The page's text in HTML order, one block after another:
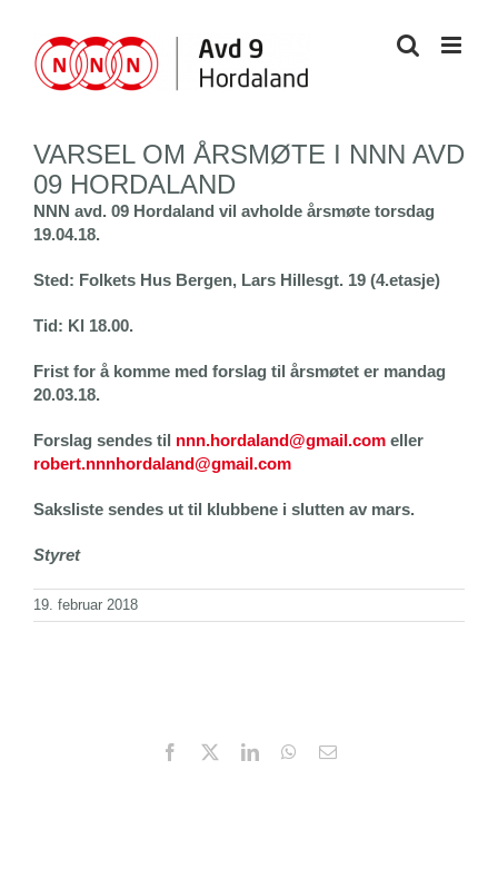
content
VARSEL OM ÅRSMØTE I NNN AVD
09 HORDALAND
NNN avd. 09 Hordaland vil avholde årsmøte torsdag
19.04.18.
Sted: Folkets Hus Bergen, Lars Hillesgt. 19 (4.etasje)
Tid: Kl 18.00.
Frist for å komme med forslag til årsmøtet er mandag
20.03.18.
Forslag sendes til nnn.hordaland@gmail.com eller
robert.nnnhordaland@gmail.com
Saksliste sendes ut til klubbene i slutten av mars.
Styret
19. februar 2018
Facebook LinkedInWhatsApp
Email